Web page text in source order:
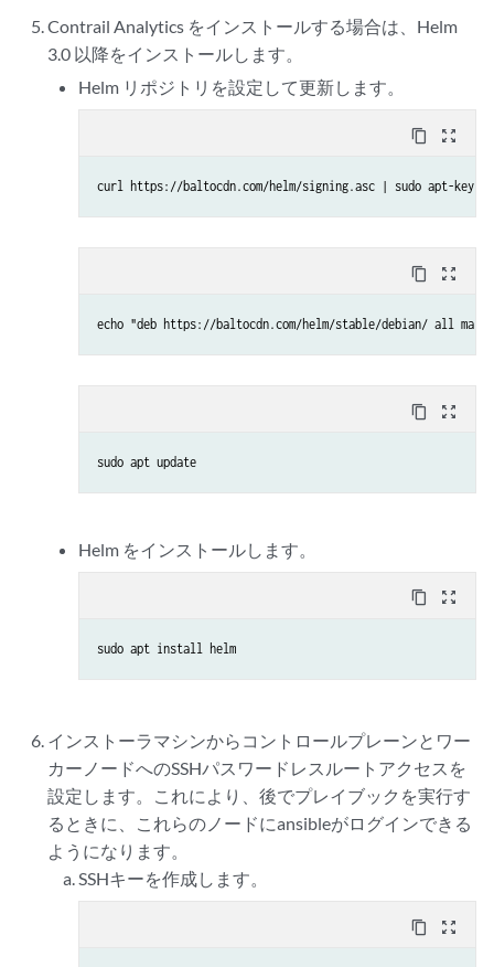
Contrail Analytics をインストールする場合は、Helm
3.0 以降をインストールします。
Helm リポジトリを設定して更新します。
content_copy zoom_out_map
curl https://baltocdn.com/helm/signing.asc | sudo apt-key
content_copy zoom_out_map
echo "deb https://baltocdn.com/helm/stable/debian/ all
content_copy zoom_out_map
sudo apt update
Helm をインストールします。
content_copy zoom_out_map
sudo apt install helm
インストーラマシンからコントロールプレーンとワー
カーノードへのSSHパスワードレスルートアクセスを
設定します。これにより、後でプレイブックを実行す
るときに、これらのノードにansibleがログインできる
ようになります。
SSHキーを作成します。
content_copy zoom_out_map